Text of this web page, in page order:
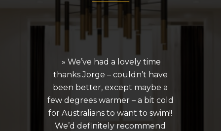
» We’ve had a lovely time
thanks Jorge – couldn’t have
been better, except maybe a
few degrees warmer – a bit cold
for Australians to want to swim!!
We’d definitely recommend